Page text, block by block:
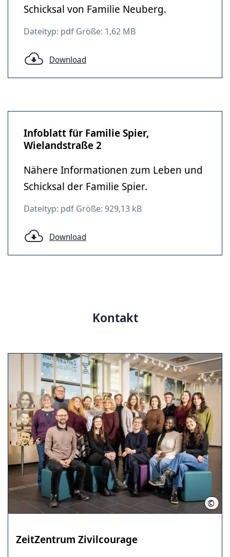
Schicksal von Familie Neuberg.
Dateityp: pdf Größe: 1,62 MB
Download
Infoblatt für Familie Spier,
Wielandstraße 2
Nähere Informationen zum Leben und
Schicksal der Familie Spier.
Dateityp: pdf Größe: 929,13 kB
Download
Kontakt
© LHH
ZeitZentrum Zivilcourage